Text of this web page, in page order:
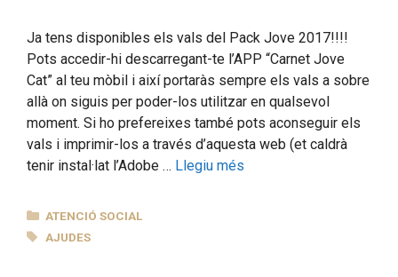
Ja tens disponibles els vals del Pack Jove 2017!!!!
Pots accedir-hi descarregant-te l’APP “Carnet Jove
Cat” al teu mòbil i així portaràs sempre els vals a sobre
allà on siguis per poder-los utilitzar en qualsevol
moment. Si ho prefereixes també pots aconseguir els
vals i imprimir-los a través d’aquesta web (et caldrà
tenir instal·lat l’Adobe … Llegiu més
CATEGORIES
ATENCIÓ SOCIAL
ETIQUETES
AJUDES